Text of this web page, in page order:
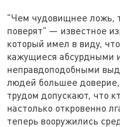
"Чем чудовищнее ложь,
поверят" — известное
который имел в виду,
кажущиеся абсурдными
неправдоподобными
людей большее доверие,
трудом допускают, что
настолько откровенно
теперь вооружились